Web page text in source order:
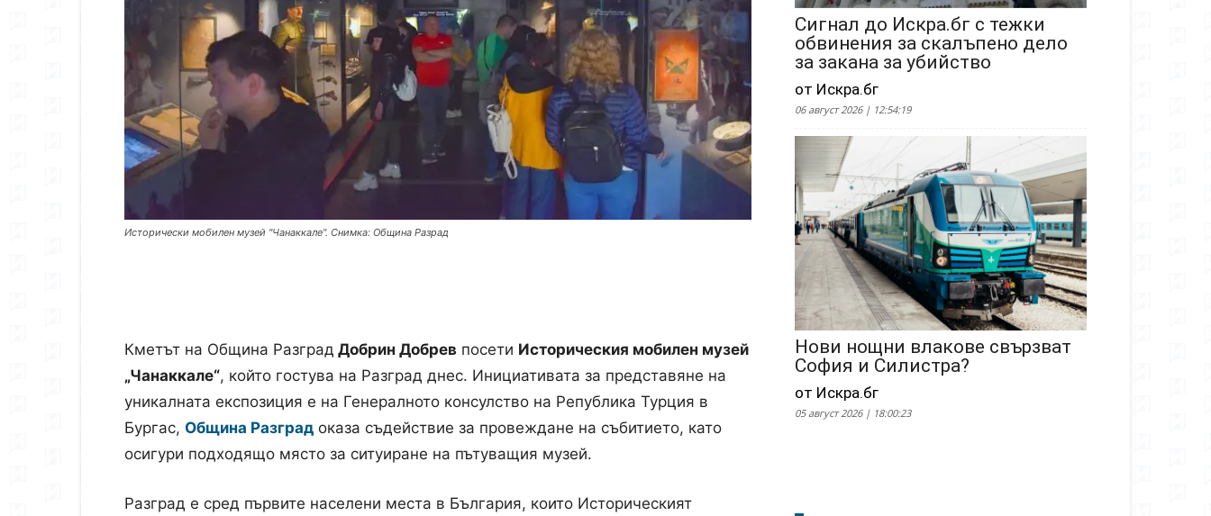
Исторически мобилен музей "Чанаккале". Снимка: Община Разрад
Кметът на Община Разград Добрин Добрев посети Историческия мобилен музей
„Чанаккале“, който гостува на Разград днес. Инициативата за представяне на
уникалната експозиция е на Генералното консулство на Република Турция в
Бургас, Община Разград оказа съдействие за провеждане на събитието, като
осигури подходящо място за ситуиране на пътуващия музей.
Разград е сред първите населени места в България, които Историческият
Сигнал до Искра.бг с тежки
обвинения за скалъпено дело
за закана за убийство
от Искра.бг
06 август 2026 | 12:54:19
Нови нощни влакове свързват
София и Силистра?
от Искра.бг
05 август 2026 | 18:00:23